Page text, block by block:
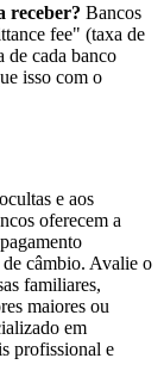
receber? Bancos
fee" (taxa de
de cada banco
isso com o
e aos
oferecem a
de câmbio. Avalie o
familiares,
maiores ou
em
profissional e